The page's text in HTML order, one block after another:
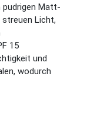
pudrigen Matt-
Licht,
15
und
wodurch